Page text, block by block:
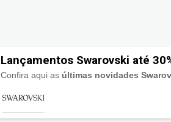
Lançamentos Swarovski até
Confira aqui as últimas novidades